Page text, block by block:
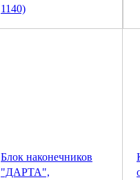
1140)
Блок наконечников
"ДАРТА",